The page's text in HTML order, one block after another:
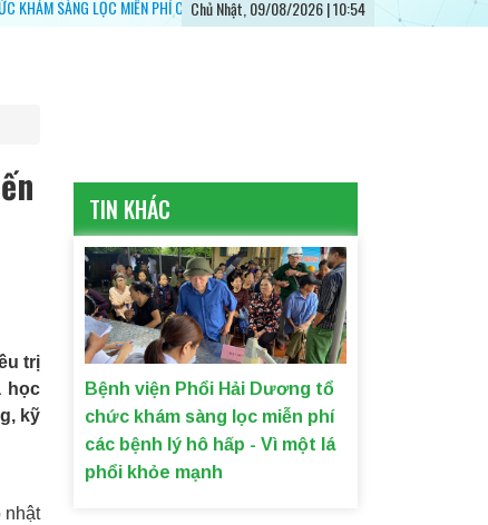
Chủ Nhật, 09/08/2026 | 10:54
PHÍ CÁC BỆNH LÝ HÔ HẤP - VÌ MỘT LÁ PHỔI KHỎE MẠNH BỆNH VIỆN
trị
học
kỹ
nhật
TIN KHÁC
Bệnh viện Phổi Hải Dương tổ
chức khám sàng lọc miễn phí
các bệnh lý hô hấp - Vì một lá
phổi khỏe mạnh